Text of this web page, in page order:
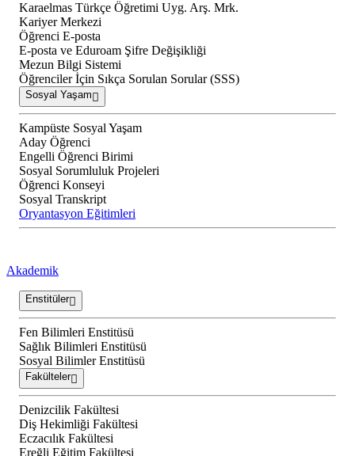
Karaelmas Türkçe Öğretimi Uyg. Arş. Mrk.
Kariyer Merkezi
Öğrenci E-posta
E-posta ve Eduroam Şifre Değişikliği
Mezun Bilgi Sistemi
Öğrenciler İçin Sıkça Sorulan Sorular (SSS)
Sosyal Yaşam
Kampüste Sosyal Yaşam
Aday Öğrenci
Engelli Öğrenci Birimi
Sosyal Sorumluluk Projeleri
Öğrenci Konseyi
Sosyal Transkript
Oryantasyon Eğitimleri
Akademik
Enstitüler
Fen Bilimleri Enstitüsü
Sağlık Bilimleri Enstitüsü
Sosyal Bilimler Enstitüsü
Fakülteler
Denizcilik Fakültesi
Diş Hekimliği Fakültesi
Eczacılık Fakültesi
Ereğli Eğitim Fakültesi